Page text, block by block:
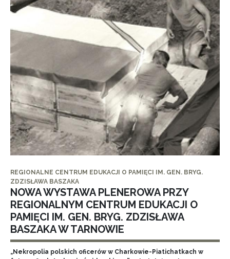
REGIONALNE CENTRUM EDUKACJI O PAMIĘCI IM. GEN. BRYG.
ZDZISŁAWA BASZAKA
NOWA WYSTAWA PLENEROWA PRZY
REGIONALNYM CENTRUM EDUKACJI O
PAMIĘCI IM. GEN. BRYG. ZDZISŁAWA
BASZAKA W TARNOWIE
„Nekropolia polskich oficerów w Charkowie-Piatichatkach w